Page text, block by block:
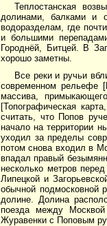
Теплостанская
долинами, балками и
водоразделам, где
и большими
Городнёй, Битцей. В
хорошо заметны.
Все реки и ручьи
современном рельефе
массива,
[Топографическая
считать, что Попов
начало на территории
уходил за пределы
потом снова входил в
впадал правый
несколько метров
Липецкой и
обычной подмосковной
долине. Долина
поезда между
Журавенки с Поповым